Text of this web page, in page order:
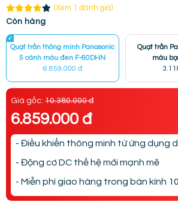
(Xem 1 đánh giá)
Còn hàng
Quạt trần thông minh Panasonic
5 cánh màu đen F-60DHN
6.859.000 đ
Quạt trần
màu
Giá gốc: 10.380.000 đ
6.859.000 đ
- Điều khiển thông minh từ ứng dụng
- Động cơ DC thế hệ mới mạnh mẽ
- Miễn phí giao hàng trong bán kính